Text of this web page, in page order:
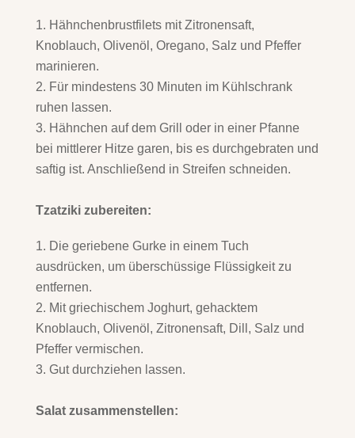
Hähnchenbrustfilets mit Zitronensaft,
Knoblauch, Olivenöl, Oregano, Salz und Pfeffer
marinieren.
Für mindestens 30 Minuten im Kühlschrank
ruhen lassen.
Hähnchen auf dem Grill oder in einer Pfanne
bei mittlerer Hitze garen, bis es durchgebraten und
saftig ist. Anschließend in Streifen schneiden.
Tzatziki zubereiten:
Die geriebene Gurke in einem Tuch
ausdrücken, um überschüssige Flüssigkeit zu
entfernen.
Mit griechischem Joghurt, gehacktem
Knoblauch, Olivenöl, Zitronensaft, Dill, Salz und
Pfeffer vermischen.
Gut durchziehen lassen.
Salat zusammenstellen: